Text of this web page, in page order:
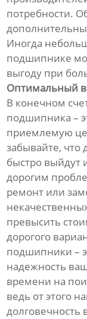
потребности.
Иногда
подшипнике
выгоду при
Оптимальный
В конечном
подшипника –
приемлемую
забывайте,
быстро выйдут
дорогим
ремонт или
превысить
дорогого
подшипники –
надежность
времени на
ведь от этого
долговечность